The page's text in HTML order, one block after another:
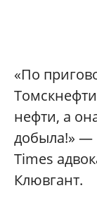
«По
нефти, а
добыла!» —
Times
Клювгант.